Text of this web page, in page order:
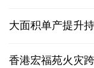
大面积单产提升
香港宏福苑火灾